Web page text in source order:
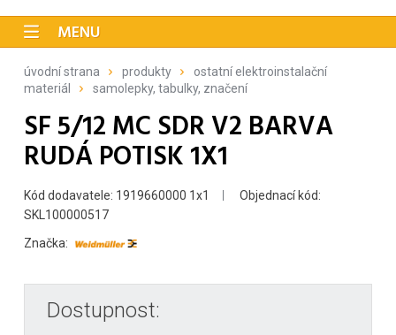
MENU
úvodní strana produkty
ostatní elektroinstalační
materiál
samolepky, tabulky, značení
SF 5/12 MC SDR V2 BARVA
RUDÁ POTISK 1X1
Kód dodavatele: 1919660000 1x1
Objednací kód:
SKL100000517
Značka:
Dostupnost: